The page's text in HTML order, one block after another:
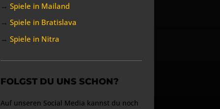
→ Spiele in Mailand
→ Spiele in Bratislava
→ Spiele in Nitra
FOLGST DU UNS SCHON?
Auf unseren Social Media kannst du noch